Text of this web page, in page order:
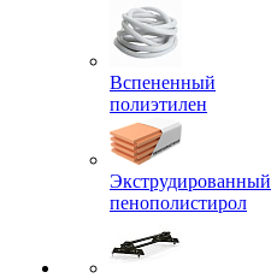
Вспененный
полиэтилен
Экструдированный
пенополистирол